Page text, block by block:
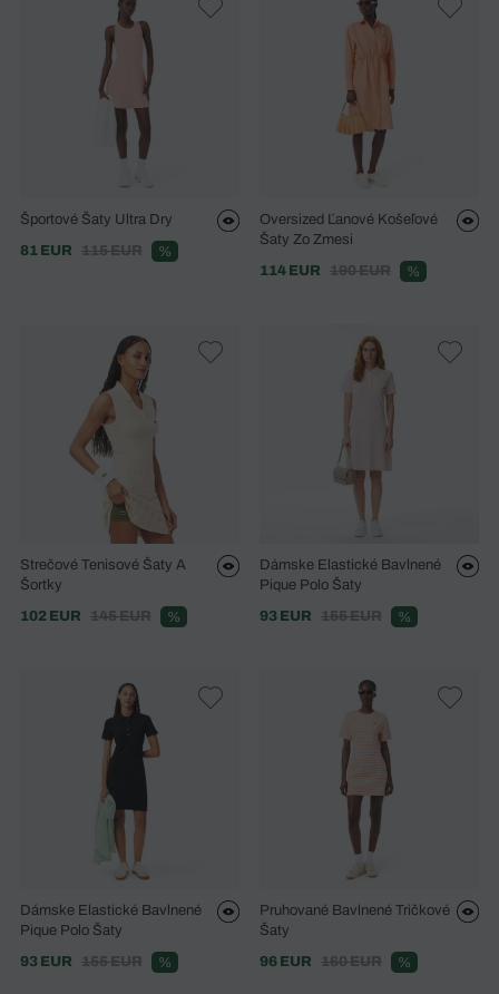
Športové Šaty Ultra Dry
81 EUR
115 EUR %
Oversized Ľanové Košeľové
Šaty Zo Zmesi
114 EUR
190 EUR %
Strečové Tenisové Šaty A
Šortky
102 EUR
145 EUR %
Dámske Elastické Bavlnené
Pique Polo Šaty
93 EUR
155 EUR %
Dámske Elastické Bavlnené
Pique Polo Šaty
93 EUR
155 EUR %
Pruhované Bavlnené Tričkové
Šaty
96 EUR
160 EUR %